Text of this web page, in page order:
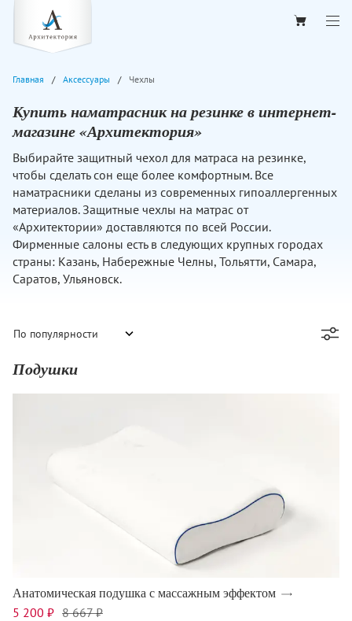
Главная Аксессуары Чехлы
Купить наматрасник на резинке в интернет-
магазине «Архитектория»
Выбирайте защитный чехол для матраса на резинке,
чтобы сделать сон еще более комфортным. Все
наматрасники сделаны из современных гипоаллергенных
материалов. Защитные чехлы на матрас от
«Архитектории» доставляются по всей России.
Фирменные салоны есть в следующих крупных городах
страны: Казань, Набережные Челны, Тольятти, Самара,
Саратов, Ульяновск.
Подушки
Анатомическая подушка с массажным эффектом
5 200 ₽ 8 667 ₽